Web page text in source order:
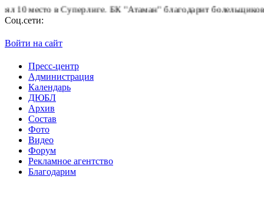
БК "Атаман" благодарит болельщиков за поддержку!
Соц.сети:
Войти на сайт
Пресс-центр
Администрация
Календарь
ДЮБЛ
Архив
Состав
Фото
Видео
Форум
Рекламное агентство
Благодарим